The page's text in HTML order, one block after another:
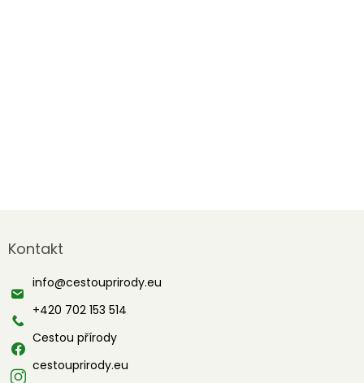
p
t
Kontakt
info@cestouprirody.eu
+420 702 153 514
Cestou přírody
cestouprirody.eu